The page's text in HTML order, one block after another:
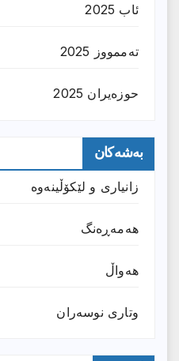
ئاب 2025
تەممووز 2025
حوزه‌یران 2025
بەشەکان
زانیارى و لێکۆڵینەوە
هەمەڕەنگ
هەواڵ
وتارى نوسەران